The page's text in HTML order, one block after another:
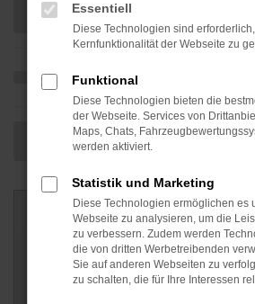
Essentiell
Diese Technologien sind
Kernfunktionalität der Webseite zu
Funktional
Diese Technologien bieten die
der Webseite. Services von
Maps, Chats,
werden aktiviert.
Statistik und Marketing
Diese Technologien ermöglichen es
Webseite zu analysieren, um die
zu verbessern. Zudem werden
die von dritten Werbetreibenden
Sie auf anderen Webseiten zu
zu schalten, die für Ihre Interessen